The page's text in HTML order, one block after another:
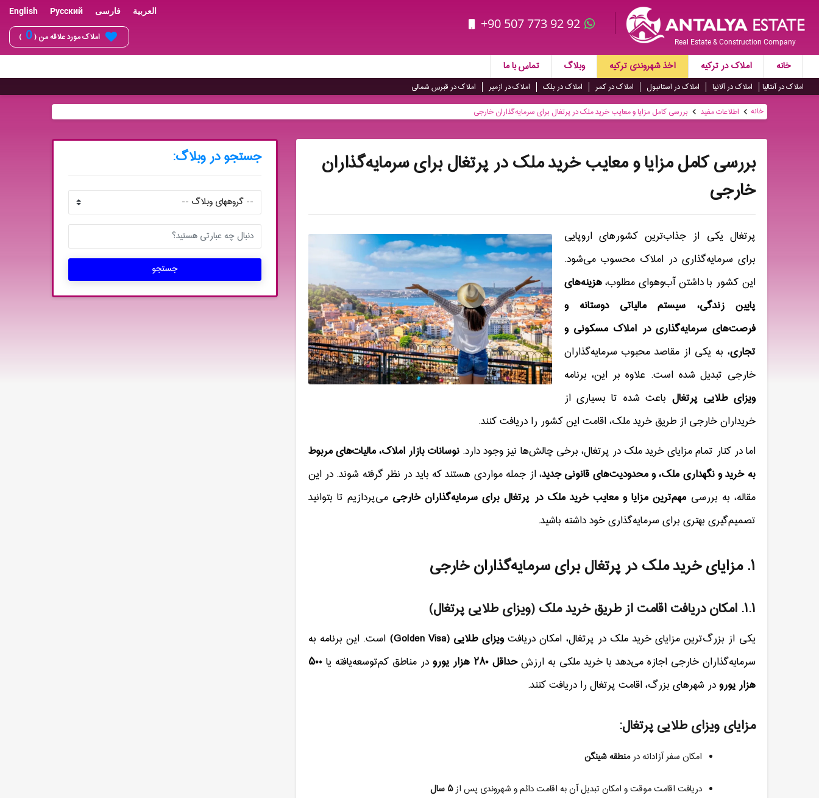
Real Estate & Construction Company
+90 507 773 92 92
English Русский فارسی العربية
املاک مورد علاقه من (0
)
خانه املاک در ترکیه اخذ شهروندی ترکیه وبلاگ تماس با ما
املاک در آنتالیا املاک در آلانیا املاک در استانبول املاک در کمر املاک در بلک املاک در ازمیر
املاک در قبرس شمالی
خانه
اطلاعات مفید بررسی کامل مزایا و معایب خرید ملک در پرتغال برای سرمایه‌گذاران خارجی
جستجو در وبلاگ:
جستجو
بررسی کامل مزایا و معایب خرید ملک در پرتغال برای سرمایه‌گذاران
خارجی
پرتغال یکی از جذاب‌ترین کشورهای اروپایی
برای سرمایه‌گذاری در املاک محسوب می‌شود.
این کشور با داشتن آب‌وهوای مطلوب،هزینه‌های
پایین زندگی، سیستم مالیاتی دوستانه و
فرصت‌های سرمایه‌گذاری در املاک مسکونی و
تجاری، به یکی از مقاصد محبوب سرمایه‌گذاران
خارجی تبدیل شده است. علاوه بر این، برنامه
ویزای طلایی پرتغال باعث شده تا بسیاری از
خریداران خارجی از طریق خرید ملک، اقامت این کشور را دریافت کنند.
اما در کنار تمام مزایای خرید ملک در پرتغال، برخی چالش‌ها نیز وجود دارد. نوسانات بازار املاک، مالیات‌های مربوط
به خرید و نگهداری ملک، و محدودیت‌های قانونی جدید، از جمله مواردی هستند که باید در نظر گرفته شوند. در این
مقاله، به بررسی مهم‌ترین مزایا و معایب خرید ملک در پرتغال برای سرمایه‌گذاران خارجی می‌پردازیم تا بتوانید
تصمیم‌گیری بهتری برای سرمایه‌گذاری خود داشته باشید.
۱.مزایای خرید ملک در پرتغال برای سرمایه‌گذاران خارجی
۱.۱.امکان دریافت اقامت از طریق خرید ملک (ویزای طلایی پرتغال)
یکی از بزرگ‌ترین مزایای خرید ملک در پرتغال، امکان دریافتویزای طلایی (Golden Visa)
است. این برنامه به
سرمایه‌گذاران خارجی اجازه می‌دهد با خرید ملکی به ارزشحداقل۲۸۰ هزار یورو در مناطق کم‌توسعه‌یافته یا۵۰۰
هزار یورودر شهرهای بزرگ، اقامت پرتغال را دریافت کنند.
مزایای ویزای طلایی پرتغال:
امکان سفر آزادانه درمنطقه شینگن
دریافت اقامت موقت و امکان تبدیل آن به اقامت دائم و شهروندی پس از۵ سال